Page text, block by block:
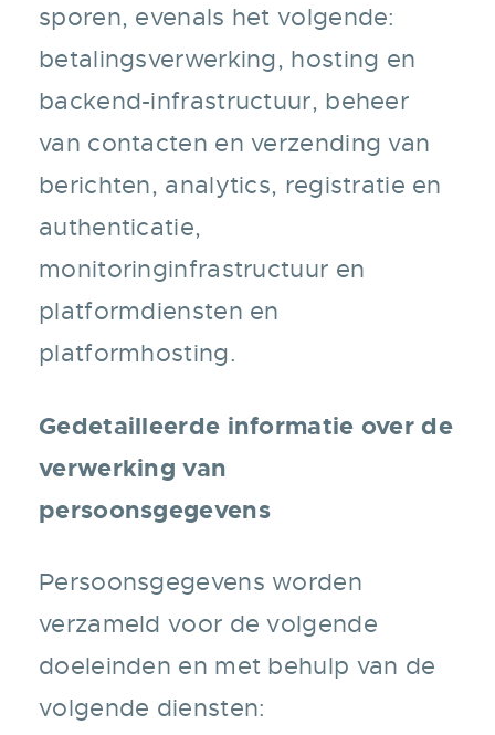
sporen, evenals het volgende:
betalingsverwerking, hosting en
backend-infrastructuur, beheer
van contacten en verzending van
berichten, analytics, registratie en
authenticatie,
monitoringinfrastructuur en
platformdiensten en
platformhosting.
Gedetailleerde informatie over de
verwerking van
persoonsgegevens
Persoonsgegevens worden
verzameld voor de volgende
doeleinden en met behulp van de
volgende diensten: